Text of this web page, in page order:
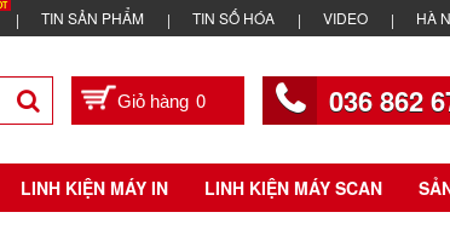
TIN SẢN PHẨM TIN SỐ HÓA VIDEO HÀ
0 036 862
LINH KIỆN MÁY IN LINH KIỆN MÁY SCAN